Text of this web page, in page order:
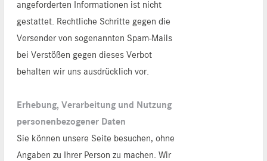
angeforderten Informationen ist nicht
gestattet. Rechtliche Schritte gegen die
Versender von sogenannten Spam-Mails
bei Verstößen gegen dieses Verbot
behalten wir uns ausdrücklich vor.
Erhebung, Verarbeitung und Nutzung
personenbezogener Daten
Sie können unsere Seite besuchen, ohne
Angaben zu Ihrer Person zu machen. Wir